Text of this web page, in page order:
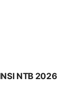
NTB 2026